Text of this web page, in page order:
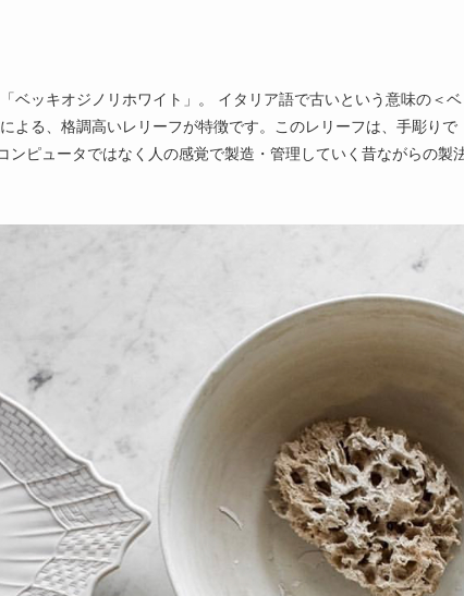
ベッキオジノリホワイト」。 イタリア語で古いという意味の＜ベ
よる、格調高いレリーフが特徴です。このレリーフは、手彫りで
ピュータではなく人の感覚で製造・管理していく昔ながらの製